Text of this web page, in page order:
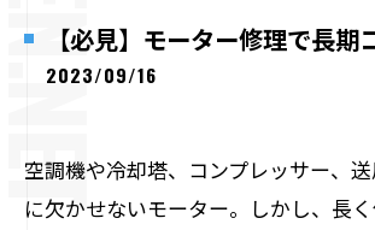
【必見】モーター修理で長期
2023/09/16
空調機や冷却塔、コンプレッサー、
に欠かせないモーター。しかし、長